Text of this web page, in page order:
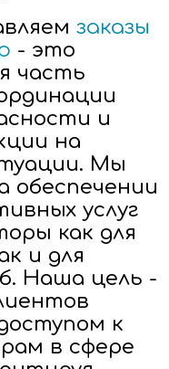
заказы
- это
часть
и
на
Мы
обеспечении
услуг
как для
и для
Наша цель -
к
в сфере